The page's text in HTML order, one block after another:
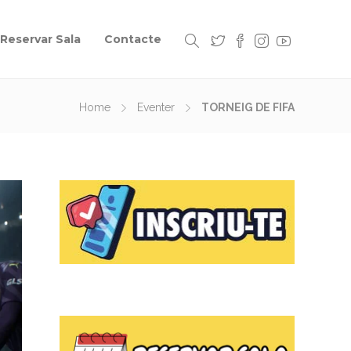
Reservar Sala Contacte
Home Eventer TORNEIG DE FIFA